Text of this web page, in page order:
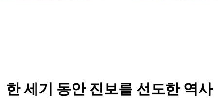
한 세기 동안 진보를 선도한 역사